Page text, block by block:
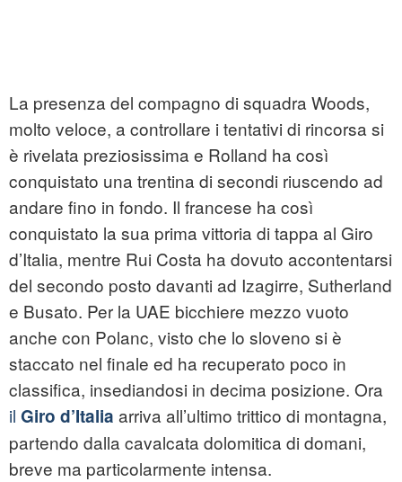
La presenza del compagno di squadra Woods,
molto veloce, a controllare i tentativi di rincorsa si
è rivelata preziosissima e Rolland ha così
conquistato una trentina di secondi riuscendo ad
andare fino in fondo. Il francese ha così
conquistato la sua prima vittoria di tappa al Giro
d’Italia, mentre Rui Costa ha dovuto accontentarsi
del secondo posto davanti ad Izagirre, Sutherland
e Busato. Per la UAE bicchiere mezzo vuoto
anche con Polanc, visto che lo sloveno si è
staccato nel finale ed ha recuperato poco in
classifica, insediandosi in decima posizione. Ora
il Giro d’Italia arriva all’ultimo trittico di montagna,
partendo dalla cavalcata dolomitica di domani,
breve ma particolarmente intensa.